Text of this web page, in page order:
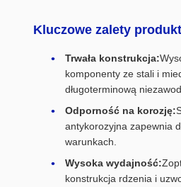
Kluczowe zalety
Trwała konstrukcja:
komponenty ze stali i
długoterminową
Odporność na korozję:
antykorozyjna zapewnia
warunkach.
Wysoka wydajność:
konstrukcja rdzenia i